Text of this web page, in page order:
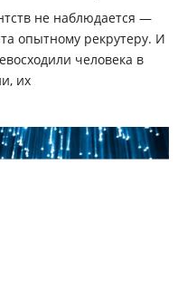
не наблюдается —
опытному рекрутеру. И
человека в
их